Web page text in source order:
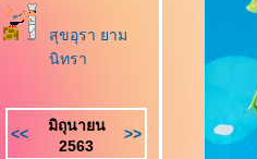
สุขอุรา ยาม
นิทรา
<<
มิถุนายน
2563
>>